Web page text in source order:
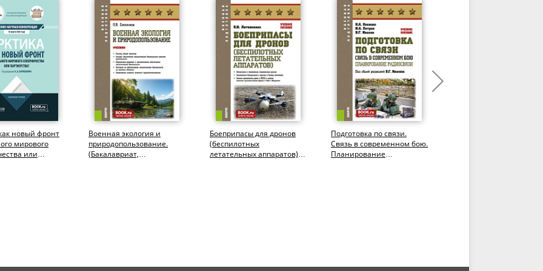
новый фронт
мирового
или
Военная экология и
природопользование.
(Бакалавриат,
Боеприпасы для дронов
(беспилотных
летательных аппаратов).
Подготовка по связи.
Связь в современном бою.
Планирование